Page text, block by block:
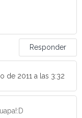
Responder
de 2011 a las 3:32